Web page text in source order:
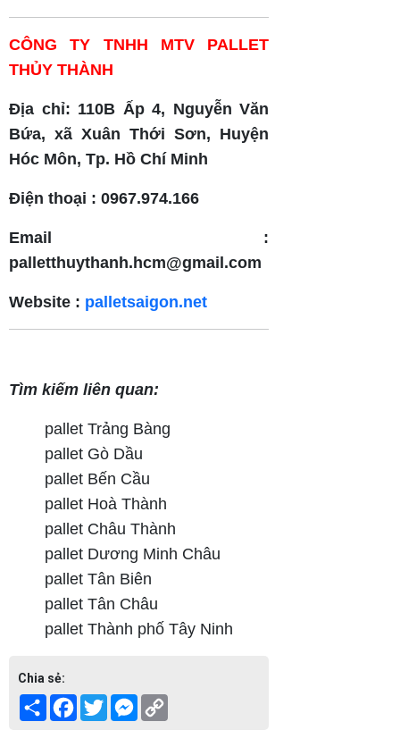
CÔNG TY TNHH MTV PALLET
THỦY THÀNH
Địa chỉ: 110B Ấp 4, Nguyễn Văn
Bứa, xã Xuân Thới Sơn, Huyện
Hóc Môn, Tp. Hồ Chí Minh
Điện thoại : 0967.974.166
Email :
palletthuythanh.hcm@gmail.com
Website : palletsaigon.net
Tìm kiếm liên quan:
pallet Trảng Bàng
pallet Gò Dầu
pallet Bến Cầu
pallet Hoà Thành
pallet Châu Thành
pallet Dương Minh Châu
pallet Tân Biên
pallet Tân Châu
pallet Thành phố Tây Ninh
Chia sẻ:
Share Facebook
TwitterMessenger